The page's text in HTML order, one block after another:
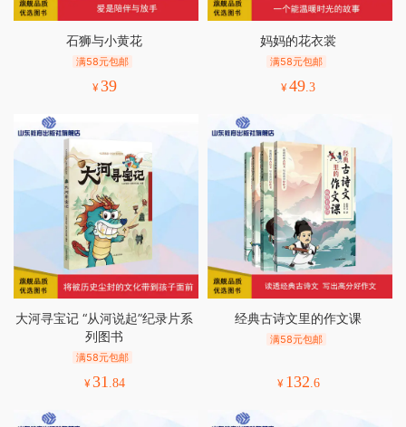
石狮与小黄花
满58元包邮
¥39
妈妈的花衣裳
满58元包邮
¥49.3
大河寻宝记 “从河说起”纪录片系
列图书
满58元包邮
¥31.84
经典古诗文里的作文课
满58元包邮
¥ 132.6